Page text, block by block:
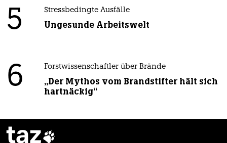
5 Stressbedingte Ausfälle
Ungesunde Arbeitswelt
6 Forstwissenschaftler über Brände
„Der Mythos vom Brandstifter hält sich
hartnäckig“
taz